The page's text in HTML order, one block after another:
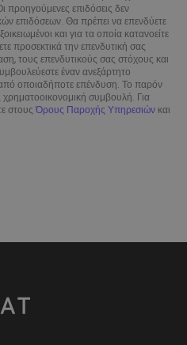
προηγούμενες επιδόσεις δεν
επιδόσεων. Θα πρέπει να επενδύετε
και για τα οποία κατανοείτε
προσεκτικά την επενδυτική σας
τους επενδυτικούς σας στόχους και
έναν ανεξάρτητο
οποιαδήποτε επένδυση. Το παρόν
χρηματοοικονομική συμβουλή. Για
στουςΌρους Παροχής Υπηρεσιών και